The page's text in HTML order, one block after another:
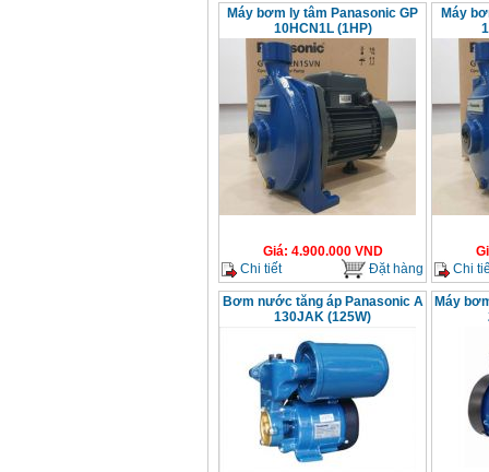
Máy bơm ly tâm Panasonic GP
10HCN1L (1HP)
Giá: 4.900.000VND
Chi tiết
Đặt hàng
Máy
Chi
Bơm nước tăng áp Panasonic A
130JAK (125W)
Máy